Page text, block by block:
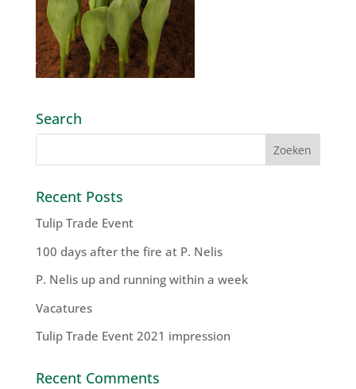
Search
Recent Posts
Tulip Trade Event
100 days after the fire at P. Nelis
P. Nelis up and running within a week
Vacatures
Tulip Trade Event 2021 impression
Recent Comments